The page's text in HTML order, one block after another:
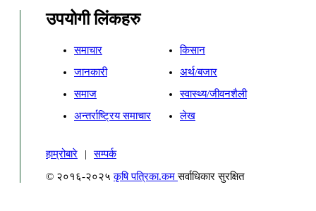
उपयोगी लिंकहरु
समाचार
किसान
जानकारी
अर्थ/बजार
समाज
स्वास्थ्य/जीवनशैली
अन्तर्राष्ट्रिय समाचार
लेख
हाम्रोबारे |
सम्पर्क
© २०१६-२०२५कृषि पत्रिका.कमसर्वाधिकार सुरक्षित